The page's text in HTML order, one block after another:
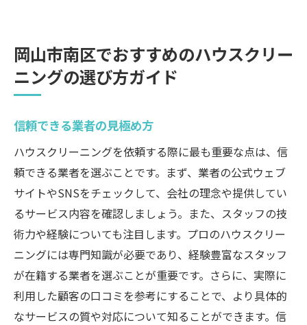
岡山市南区でおすすめのハウスクリー
ニングの選び方ガイド
信頼できる業者の見極め方
ハウスクリーニングを依頼する際に最も重要な点は、信
頼できる業者を選ぶことです。まず、業者の公式ウェブ
サイトやSNSをチェックして、会社の理念や提供してい
るサービス内容を確認しましょう。また、スタッフの技
術力や経験についても注目します。プロのハウスクリー
ニングには専門知識が必要であり、経験豊富なスタッフ
が在籍する業者を選ぶことが重要です。さらに、実際に
利用した顧客の口コミを参考にすることで、より具体的
なサービスの質や対応について知ることができます。信